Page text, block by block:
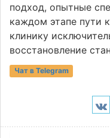
подход, опытные
каждом этапе пути
клинику
восстановление
Чат в Telegram